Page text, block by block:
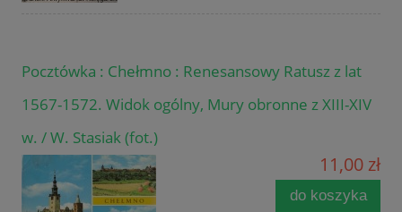
Pocztówka : Chełmno : Renesansowy Ratusz z lat
1567-1572. Widok ogólny, Mury obronne z XIII-XIV
w. / W. Stasiak (fot.)
11,00 zł
do koszyka